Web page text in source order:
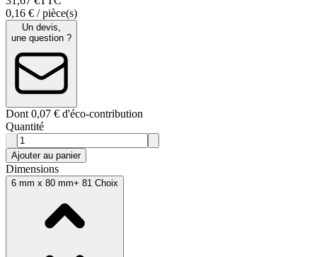
0,16 € / pièce(s)
Un devis,
une question ?
Dont 0,07 € d'éco-contribution
Quantité
Ajouter au panier
Dimensions
6 mm x 80 mm+ 81 Choix